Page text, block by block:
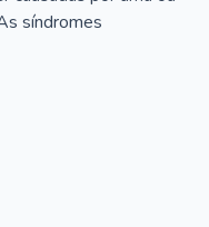
síndromes